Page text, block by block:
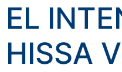
EL
HISSA